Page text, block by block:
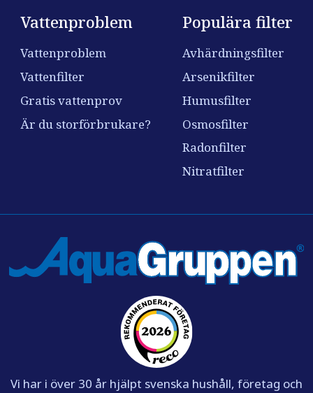
Vattenproblem
Vattenproblem
Vattenfilter
Gratis vattenprov
Är du storförbrukare?
Populära filter
Avhärdningsfilter
Arsenikfilter
Humusfilter
Osmosfilter
Radonfilter
Nitratfilter
Vi har i över 30 år hjälpt svenska hushåll, företag och